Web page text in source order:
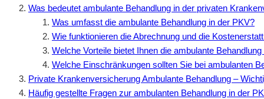
Was bedeutet ambulante Behandlung in der privaten
Was umfasst die ambulante Behandlung in der PKV?
Wie funktionieren die Abrechnung und die
Welche Vorteile bietet Ihnen die ambulante
Welche Einschränkungen sollten Sie bei ambulanten
Private Krankenversicherung Ambulante Behandlung –
Häufig gestellte Fragen zur ambulanten Behandlung in der